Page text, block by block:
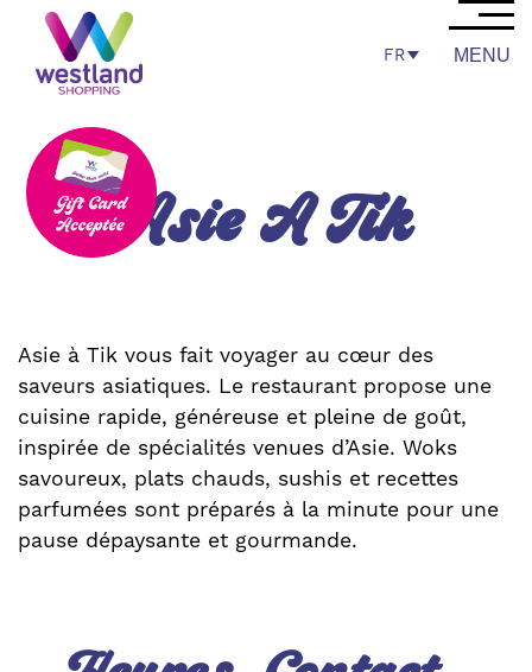
FR MENU
Asie A Tik
Asie à Tik vous fait voyager au cœur des
saveurs asiatiques. Le restaurant propose une
cuisine rapide, généreuse et pleine de goût,
inspirée de spécialités venues d’Asie. Woks
savoureux, plats chauds, sushis et recettes
parfumées sont préparés à la minute pour une
pause dépaysante et gourmande.